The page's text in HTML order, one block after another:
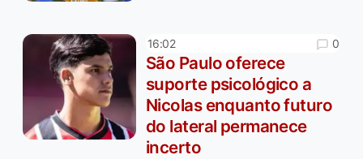
16:02 0
São Paulo oferece
suporte psicológico a
Nicolas enquanto futuro
do lateral permanece
incerto